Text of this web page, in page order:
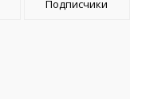
Подписчики